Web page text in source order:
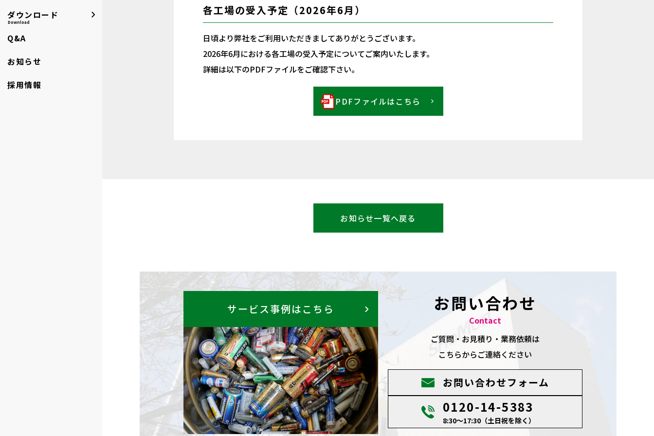
ダウンロード
Download
Q&A
お知らせ
採用情報
各工場の受入予定（2026年6月）
日頃より弊社をご利用いただきましてありがとうございます。
2026年6月における各工場の受入予定についてご案内いたします。
詳細は以下のPDFファイルをご確認下さい。
PDFファイルはこちら
お知らせ一覧へ戻る
サービス事例はこちら お問い合わせ
Contact
ご質問・お見積り・業務依頼は
こちらからご連絡ください
お問い合わせフォーム
0120-14-5383
8:30～17:30（土日祝を除く）